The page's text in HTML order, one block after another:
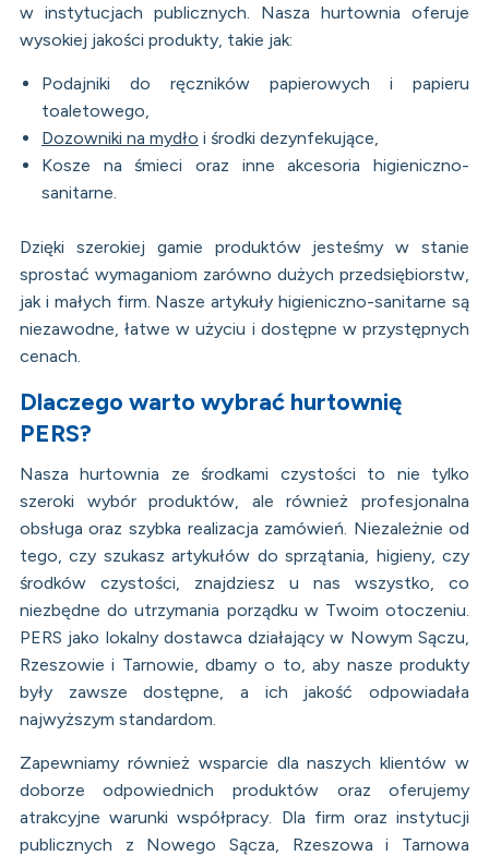
w instytucjach publicznych. Nasza hurtownia oferuje
wysokiej jakości produkty, takie jak:
Podajniki do ręczników papierowych i papieru
toaletowego,
Dozowniki na mydło i środki dezynfekujące,
Kosze na śmieci oraz inne akcesoria higieniczno-
sanitarne.
Dzięki szerokiej gamie produktów jesteśmy w stanie
sprostać wymaganiom zarówno dużych przedsiębiorstw,
jak i małych firm. Nasze artykuły higieniczno-sanitarne są
niezawodne, łatwe w użyciu i dostępne w przystępnych
cenach.
Dlaczego warto wybrać hurtownię
PERS?
Nasza hurtownia ze środkami czystości to nie tylko
szeroki wybór produktów, ale również profesjonalna
obsługa oraz szybka realizacja zamówień. Niezależnie od
tego, czy szukasz artykułów do sprzątania, higieny, czy
środków czystości, znajdziesz u nas wszystko, co
niezbędne do utrzymania porządku w Twoim otoczeniu.
PERS jako lokalny dostawca działający w Nowym Sączu,
Rzeszowie i Tarnowie, dbamy o to, aby nasze produkty
były zawsze dostępne, a ich jakość odpowiadała
najwyższym standardom.
Zapewniamy również wsparcie dla naszych klientów w
doborze odpowiednich produktów oraz oferujemy
atrakcyjne warunki współpracy. Dla firm oraz instytucji
publicznych z Nowego Sącza, Rzeszowa i Tarnowa